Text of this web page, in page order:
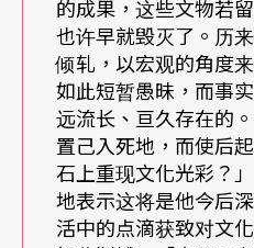
葛济夫倾全力聘请国外著
权威来指导（coach）剧
培训少数顶级年轻歌手的
展歌剧剧目，从菩赛尔（
、华格纳的《指环》
的成果，这些文物若
也许早就毁灭了。历
倾轧，以宏观的角度
如此短暂愚昧，而事
远流长、亘久存在的
置己入死地，而使后
石上重现文化光彩？
地表示这将是他今后
活中的点滴获致对文